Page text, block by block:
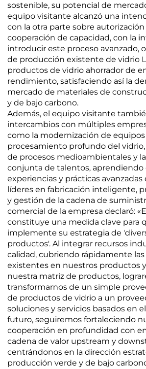
sostenible, su potencial de
equipo visitante alcanzó una
con la otra parte sobre
cooperación de capacidad, con la
introducir este proceso avanzado,
de producción existente de vidrio
productos de vidrio ahorrador de
rendimiento, satisfaciendo así la
mercado de materiales de
y de bajo carbono.
Además, el equipo visitante
intercambios con múltiples
como la modernización de equipos
procesamiento profundo del
de procesos medioambientales y
conjunta de talentos, aprendiendo
experiencias y prácticas avanzadas
líderes en fabricación inteligente,
y gestión de la cadena de
comercial de la empresa declaró:
constituye una medida clave para
implemente su estrategia de
productos'. Al integrar recursos
calidad, cubriendo rápidamente las
existentes en nuestros productos
nuestra matriz de productos,
transformarnos de un simple
de productos de vidrio a un
soluciones y servicios basados en
futuro, seguiremos fortaleciendo
cooperación en profundidad con
cadena de valor upstream y
centrándonos en la dirección
producción verde y de bajo